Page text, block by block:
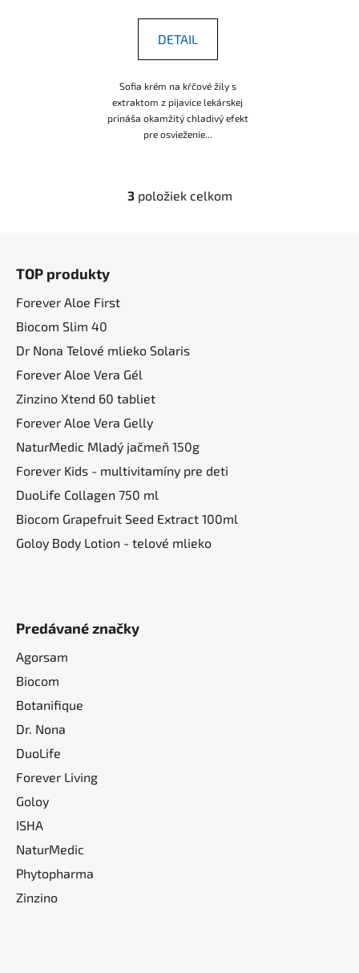
DETAIL
Sofia krém na kŕčové žily s
extraktom z pijavice lekárskej
prináša okamžitý chladivý efekt
pre osvieženie...
O
e
p
v
ý
p
s
u
3položiek celkom
TOP produkty
Forever Aloe First
Biocom Slim 40
Dr Nona Telové mlieko Solaris
Forever Aloe Vera Gél
Zinzino Xtend 60 tabliet
Forever Aloe Vera Gelly
NaturMedic Mladý jačmeň 150g
Forever Kids - multivitamíny pre deti
DuoLife Collagen 750 ml
Biocom Grapefruit Seed Extract 100ml
Goloy Body Lotion - telové mlieko
Predávané značky
Agorsam
Biocom
Botanifique
Dr. Nona
DuoLife
Forever Living
Goloy
ISHA
NaturMedic
Phytopharma
Zinzino